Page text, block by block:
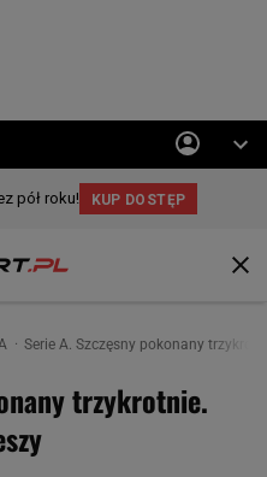
Serie A. Szczęsny pokonany
trzykrotnie.